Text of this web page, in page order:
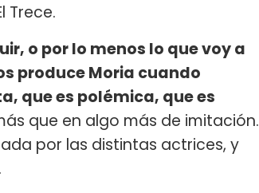
Trece.
o por lo menos lo que voy a
produce Moria cuando
que es polémica, que es
que en algo más de imitación.
por las distintas actrices, y